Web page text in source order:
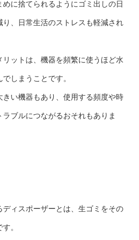
に捨てられるようにゴミ出しの日
り、日常生活のストレスも軽減され
リットは、機器を頻繁に使うほど水
しまうことです。
きい機器もあり、使用する頻度や時
ラブルにつながるおそれもありま
ディスポーザーとは、生ゴミをその
。